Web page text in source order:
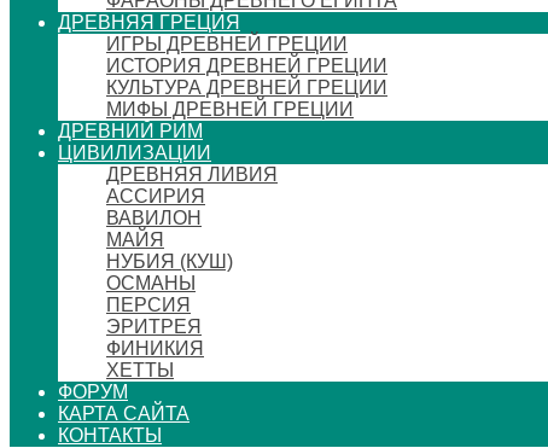
ДРЕВНЯЯ ГРЕЦИЯ
ИГРЫ ДРЕВНЕЙ ГРЕЦИИ
ИСТОРИЯ ДРЕВНЕЙ ГРЕЦИИ
КУЛЬТУРА ДРЕВНЕЙ ГРЕЦИИ
МИФЫ ДРЕВНЕЙ ГРЕЦИИ
ДРЕВНИЙ РИМ
ЦИВИЛИЗАЦИИ
ДРЕВНЯЯ ЛИВИЯ
АССИРИЯ
ВАВИЛОН
МАЙЯ
НУБИЯ (КУШ)
ОСМАНЫ
ПЕРСИЯ
ЭРИТРЕЯ
ФИНИКИЯ
ХЕТТЫ
ФОРУМ
КАРТА САЙТА
КОНТАКТЫ